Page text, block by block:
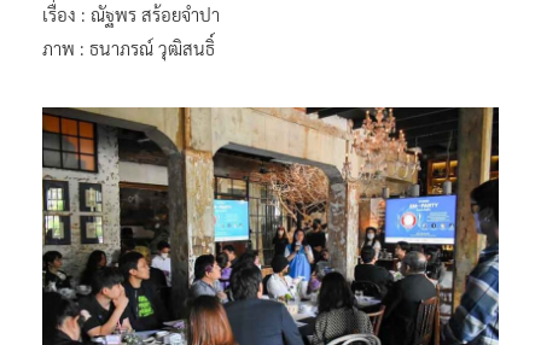
เรื่อง : ณัฐพร สร้อยจำปา
ภาพ : ธนาภรณ์ วุฒิสนธิ์